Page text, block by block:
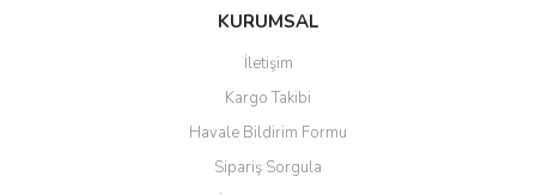
Bu ürüne ilk yorumu siz yapın!
Ürün resmi kalitesiz, bozuk veya görüntülenemiyor.
Ürün açıklamasında eksik bilgiler bulunuyor.
Ürün bilgilerinde hatalar bulunuyor.
KURUMSAL
İletişim
Kargo Takibi
Havale Bildirim Formu
Sipariş Sorgula